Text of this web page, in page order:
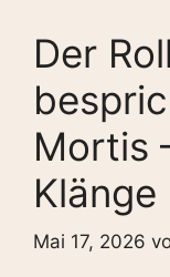
Der
Mortis
Klänge
Mai 17, 2026